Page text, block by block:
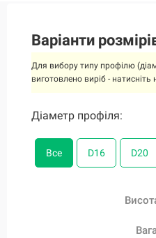
Варіанти
Для вибору типу профілю
виготовлено виріб - натисніть
Діаметр профіля:
Все D16 D20
Діаметр профіля:
Все D16 D20
Діаметр профіля:
Все D16 D20
Діаметр профіля:
Все D16 D20
Діаметр профіля:
Все D16 D20